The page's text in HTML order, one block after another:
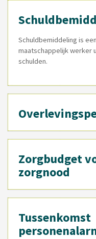
Schuldbemiddeling is
maatschappelijk werker
schulden.
Zorgbudget
zorgnood
Tussenkomst